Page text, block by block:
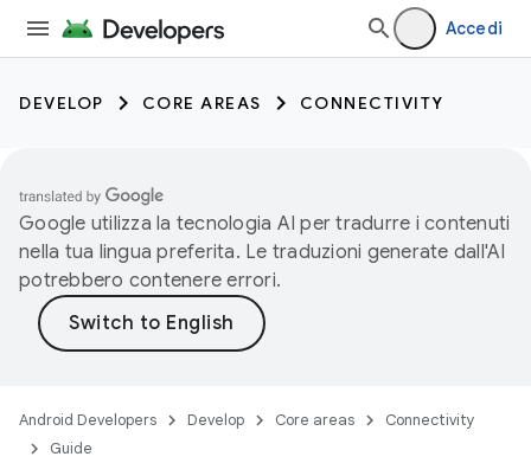
Accedi
DEVELOP CORE AREAS CONNECTIVITY
Google utilizza la tecnologia AI per tradurre i contenuti
nella tua lingua preferita. Le traduzioni generate dall'AI
potrebbero contenere errori.
Android Developers Develop Core areas
Connectivity
Guide